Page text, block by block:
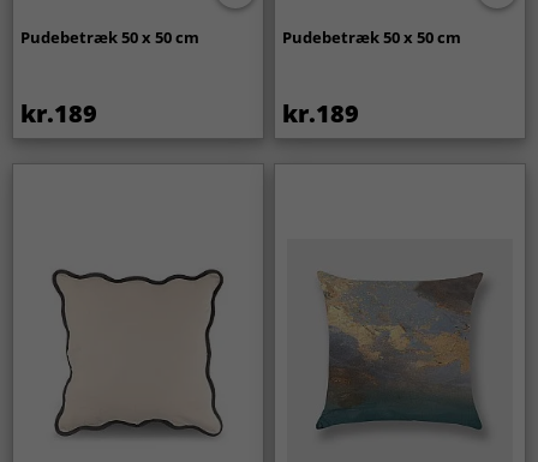
Pudebetræk 50 x 50 cm
kr.189
Pudebetræk 50 x 50 cm
kr.189